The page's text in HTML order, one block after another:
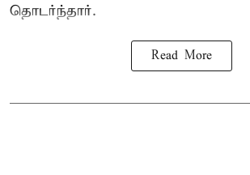
தொடர்ந்தார்.
Read More